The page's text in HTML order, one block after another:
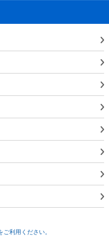
利用ください。